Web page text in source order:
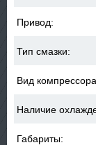
Привод:
Тип смазки:
Вид
Наличие
Габариты: